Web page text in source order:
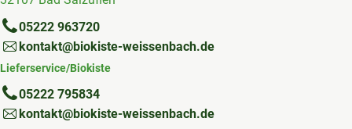
05222 963720
kontakt@biokiste-weissenbach.de
Lieferservice/Biokiste
05222 795834
kontakt@biokiste-weissenbach.de